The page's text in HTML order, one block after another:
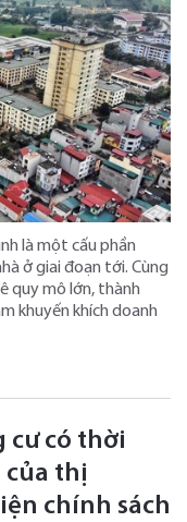
là một cấu phần
ở giai đoạn tới. Cùng
quy mô lớn, thành
khuyến khích doanh
cư có thời
của thị
chính sách